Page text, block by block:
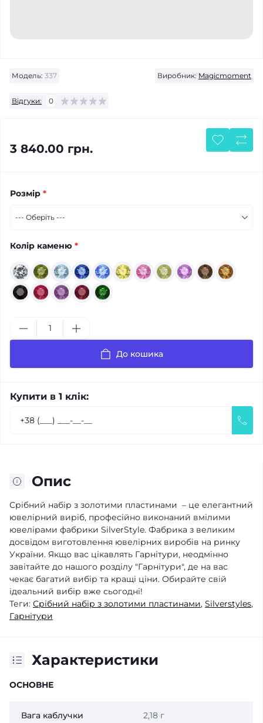
Модель: 337 Виробник: Magicmoment
Відгуки: 0
3 840.00 грн.
Розмір *
Колір каменю *
До кошика
Купити в 1 клік:
Опис
Срібний набір з золотими пластинами – це елегантний
ювелірний виріб, професійно виконаний вмілими
ювелірами фабрики SilverStyle. Фабрика з великим
досвідом виготовлення ювелірних виробів на ринку
України. Якщо вас цікавлять Гарнітури, неодмінно
завітайте до нашого розділу "Гарнітури", де на вас
чекає багатий вибір та кращі ціни. Обирайте свій
ідеальний вибір вже сьогодні!
Теги: Срібний набір з золотими пластинами, Silverstyles,
Гарнітури
Характеристики
ОСНОВНЕ
Вага каблучки 2,18 г